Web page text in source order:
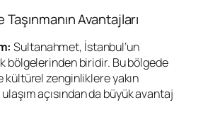
Avantajları
Sultanahmet, İstanbul’un
bölgelerinden biridir. Bu bölgede
kültürel zenginliklere yakın
ulaşım açısından da büyük avantaj